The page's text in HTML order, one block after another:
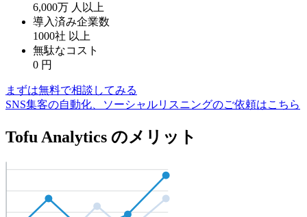
6,000万 人以上
導入済み企業数
1000社 以上
無駄なコスト
0 円
まずは無料で相談してみる
SNS集客の自動化、ソーシャルリスニングのご依頼はこちら
Tofu Analytics のメリット